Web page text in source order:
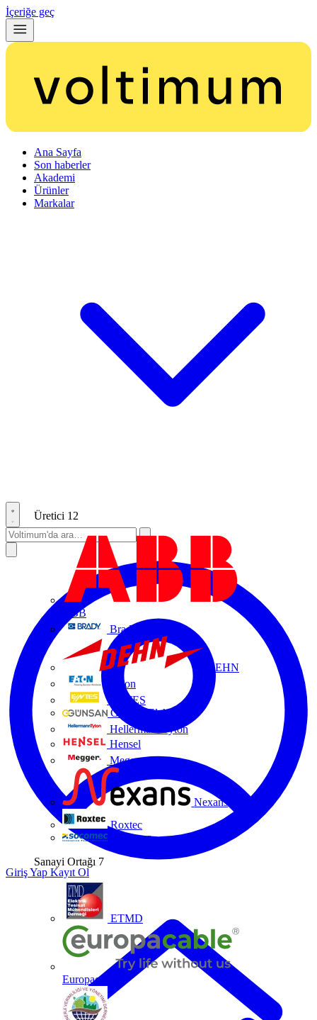
İçeriğe geç
Ana Sayfa
Son haberler
Akademi
Ürünler
Markalar
Üretici 12
ABB
Brady
DEHN
Eaton
ENTES
Günsan Elektrik
HellermannTyton
Hensel
Megger
Nexans
Roxtec
Socomec
Sanayi Ortağı 7
ETMD
Europacable
Giriş Yap Kayıt Ol